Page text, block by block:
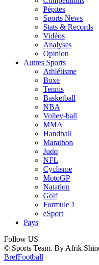
Pépites
Sports News
Stats & Records
Vidéos
Analyses
Opinion
Autres Sports
Athlétisme
Boxe
Tennis
Basketball
NBA
Volley-ball
MMA
Handball
Marathon
Judo
NFL
Cyclisme
MotoGP
Natation
Golf
Formule 1
eSport
Pays
Follow US
© Sports Team. By Afrik
BrefFootball